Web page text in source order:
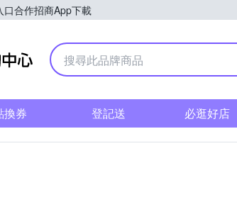
口合作招商App下載
Yahoo購物中心
換券 登記送 必逛好店